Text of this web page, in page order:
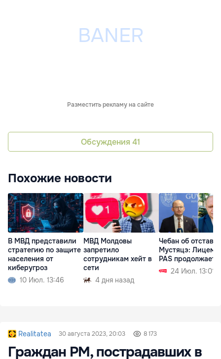
Разместить рекламу на сайте
Обсуждения 41
Похожие новости
В МВД представили
стратегию по защите
населения от
киберугроз
10 Июл. 13:46
МВД Молдовы
запретило
сотрудникам хейт в
сети
4 дня назад
Чебан об отставке
Мустяцэ:
PAS
24 Июл. 13:01
Realitatea 30 августа 2023, 20:03 8 173
Граждан РМ, пострадавших в